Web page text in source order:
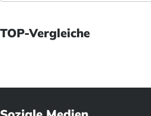
TOP-Vergleiche